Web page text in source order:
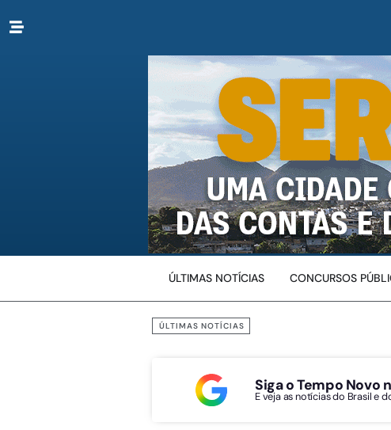
ÚLTIMAS NOTÍCIAS CONCURSOS
ÚLTIMAS NOTÍCIAS
Siga o Tempo Novo
E veja as notícias do Brasil e